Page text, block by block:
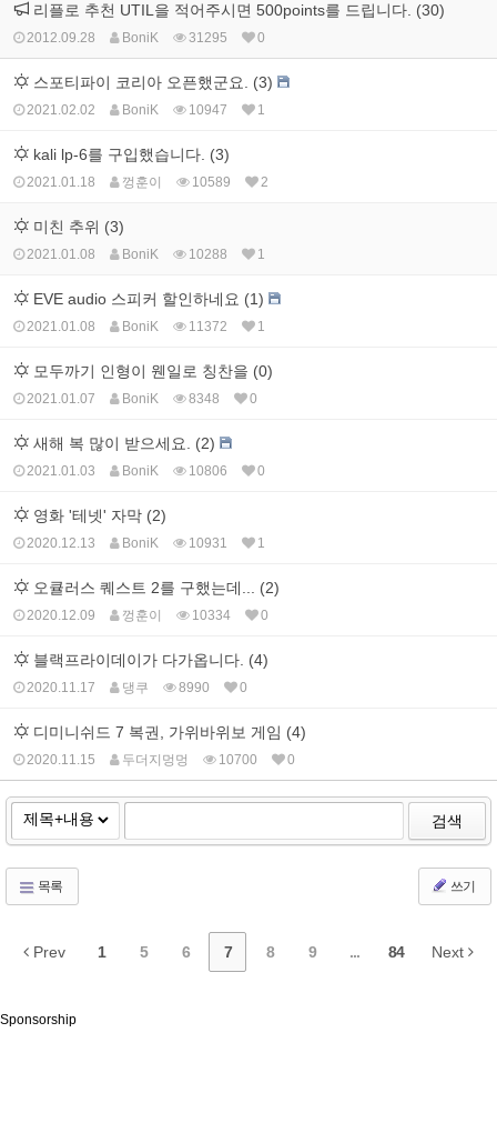
리플로 추천 UTIL을 적어주시면 500points를 드립니다. (30)
2012.09.28 BoniK 31295 0
스포티파이 코리아 오픈했군요. (3)
2021.02.02 BoniK 10947 1
kali lp-6를 구입했습니다. (3)
2021.01.18 껑훈이 10589 2
미친 추위 (3)
2021.01.08 BoniK 10288 1
EVE audio 스피커 할인하네요 (1)
2021.01.08 BoniK 11372 1
모두까기 인형이 웬일로 칭찬을 (0)
2021.01.07 BoniK 8348 0
새해 복 많이 받으세요. (2)
2021.01.03 BoniK 10806 0
영화 '테넷' 자막 (2)
2020.12.13 BoniK 10931 1
오큘러스 퀘스트 2를 구했는데... (2)
2020.12.09 껑훈이 10334 0
블랙프라이데이가 다가옵니다. (4)
2020.11.17 댕쿠 8990 0
디미니쉬드 7 복권, 가위바위보 게임 (4)
2020.11.15 두더지멍멍 10700 0
검색
목록 쓰기
Prev 1 5 6 7 8 9 ... 84 Next
Sponsorship